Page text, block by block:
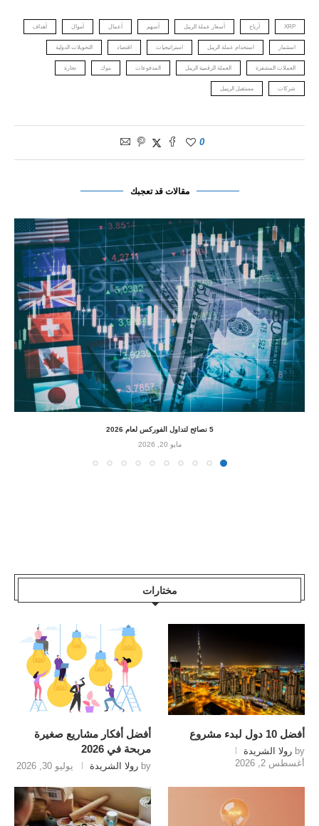
XRP أرباح أسعار عملة الريبل أسهم أعمال أموال أهداف
استثمار استخدام عملة الريبل استراتيجيات اقتصاد التحويلات الدولية
العملات المشفرة العملة الرقمية الريبل المدفوعات بنوك تجارة
شركات مستقبل الريبيل
0
مقالات قد تعجبك
5 نصائح لتداول الفوركس لعام 2026
مايو 20, 2026
مختارات
أفضل 10 دول لبدء مشروع
by رولا الشريدة
أغسطس 2, 2026
أفضل أفكار مشاريع صغيرة
مربحة في 2026
by رولا الشريدة يوليو 30, 2026